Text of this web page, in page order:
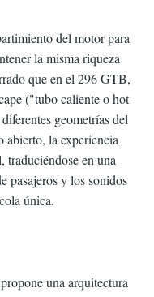
del motor para
la misma riqueza
que en el 296 GTB,
("tubo caliente o hot
geometrías del
abierto, la experiencia
traduciéndose en una
pasajeros y los sonidos
única.
una arquitectura